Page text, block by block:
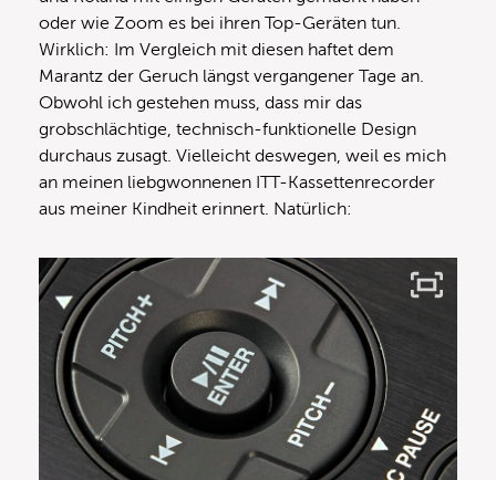
oder wie Zoom es bei ihren Top-Geräten tun.
Wirklich: Im Vergleich mit diesen haftet dem
Marantz der Geruch längst vergangener Tage an.
Obwohl ich gestehen muss, dass mir das
grobschlächtige, technisch-funktionelle Design
durchaus zusagt. Vielleicht deswegen, weil es mich
an meinen liebgwonnenen ITT-Kassettenrecorder
aus meiner Kindheit erinnert. Natürlich: